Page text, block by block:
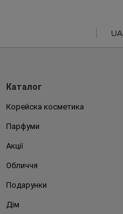
UA
Каталог
Корейска косметика
Парфуми
Акції
Обличчя
Подарунки
Дім